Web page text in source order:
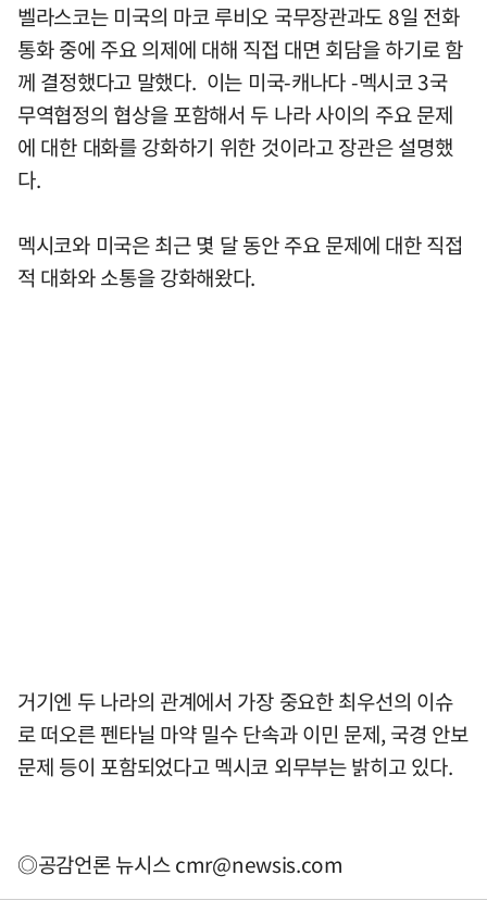
벨라스코는 미국의 마코 루비오 국무장관과도 8일 전화
통화 중에 주요 의제에 대해 직접 대면 회담을 하기로 함
께 결정했다고 말했다. 이는 미국-캐나다 -멕시코 3국
무역협정의 협상을 포함해서 두 나라 사이의 주요 문제
에 대한 대화를 강화하기 위한 것이라고 장관은 설명했
다.
멕시코와 미국은 최근 몇 달 동안 주요 문제에 대한 직접
적 대화와 소통을 강화해왔다.
거기엔 두 나라의 관계에서 가장 중요한 최우선의 이슈
로 떠오른 펜타닐 마약 밀수 단속과 이민 문제, 국경 안보
문제 등이 포함되었다고 멕시코 외무부는 밝히고 있다.
◎공감언론 뉴시스cmr@newsis.com